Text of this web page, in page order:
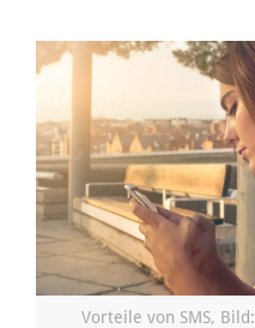
Vorteile von SMS,